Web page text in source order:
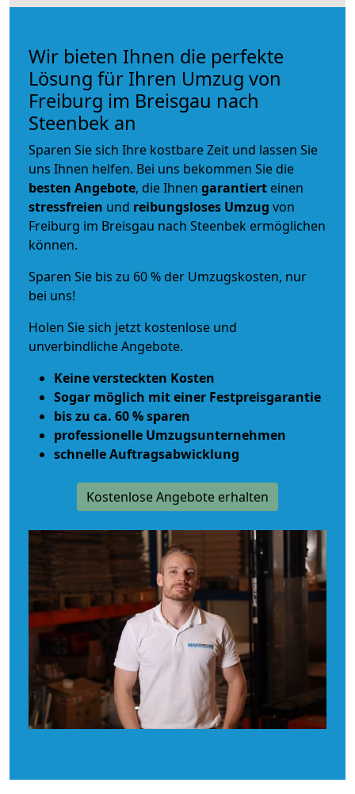
Wir bieten Ihnen die perfekte
Lösung für Ihren Umzug von
Freiburg im Breisgau nach
Steenbek an
Sparen Sie sich Ihre kostbare Zeit und lassen Sie
uns Ihnen helfen. Bei uns bekommen Sie die
besten Angebote, die Ihnen garantiert einen
stressfreien und reibungsloses Umzug von
Freiburg im Breisgau nach Steenbek ermöglichen
können.
Sparen Sie bis zu 60 % der Umzugskosten, nur
bei uns!
Holen Sie sich jetzt kostenlose und
unverbindliche Angebote.
Keine versteckten Kosten
Sogar möglich mit einer Festpreisgarantie
bis zu ca. 60 % sparen
professionelle Umzugsunternehmen
schnelle Auftragsabwicklung
Kostenlose Angebote erhalten